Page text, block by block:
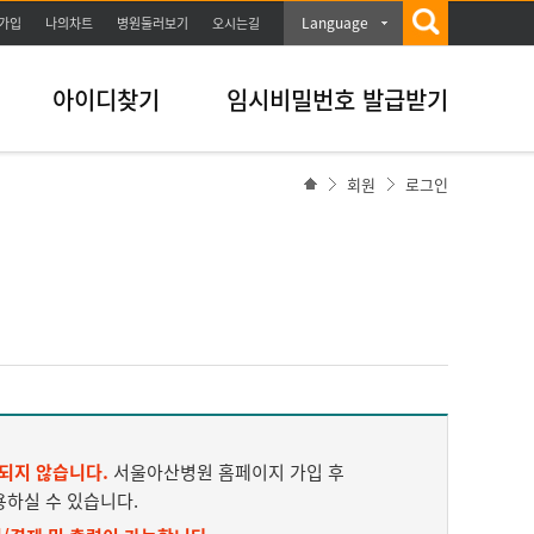
입 나의차트 병원둘러보기 오시는길 Language
아이디찾기 임시비밀번호 발급받기
회원 로그인
지 않습니다. 서울아산병원 홈페이지 가입 후
실 수 있습니다.